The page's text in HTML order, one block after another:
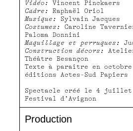
Vidéo:
Vincent Pinckaers
Cadre:
Raphaël Oriol
Musique:
Sylvain Jacques
Costumes:
Caroline
Paloma Donnini
Maquillage et perruques:
Construction décors:
Théâtre Besançon
Texte à paraître en octobre
éditions Actes-Sud Papiers
Spectacle créé le 4 juillet
Festival d’Avignon
Production